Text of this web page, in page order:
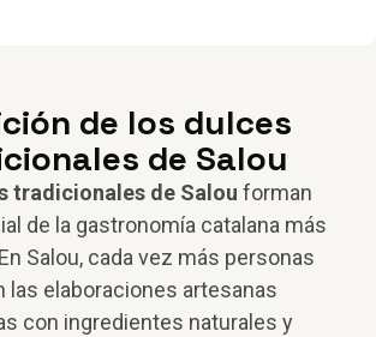
de los dulces
de Salou
tradicionales de Salou forman
de la gastronomía catalana más
Salou, cada vez más personas
las elaboraciones artesanas
con ingredientes naturales y